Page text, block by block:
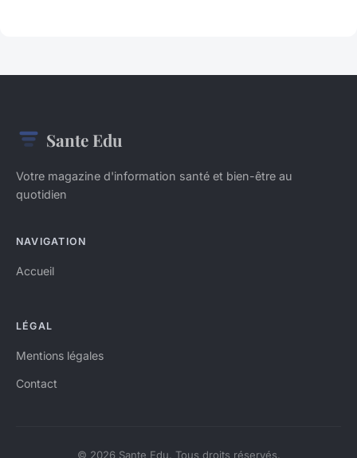
Sante Edu
Votre magazine d'information santé et bien-être au
quotidien
NAVIGATION
Accueil
LÉGAL
Mentions légales
Contact
© 2026 Sante Edu. Tous droits réservés.